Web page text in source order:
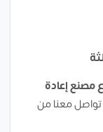
مصنع إعادة
تواصل معنا من